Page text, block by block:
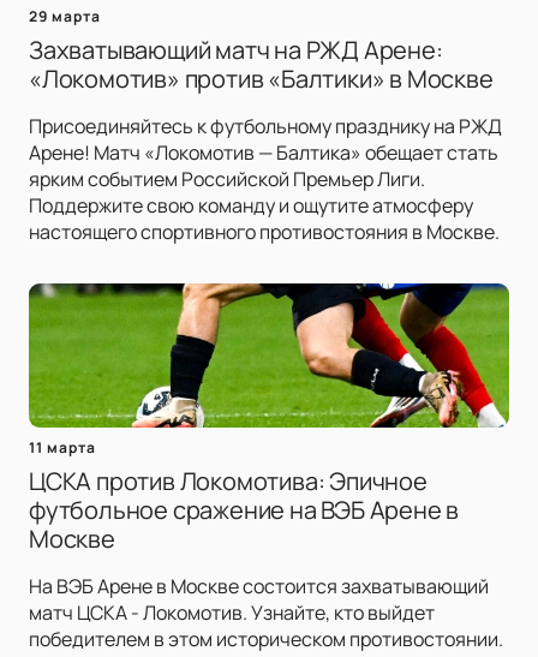
29 марта
Захватывающий матч на РЖД Арене:
«Локомотив» против «Балтики» в Москве
Присоединяйтесь к футбольному празднику на РЖД
Арене! Матч «Локомотив — Балтика» обещает стать
ярким событием Российской Премьер Лиги.
Поддержите свою команду и ощутите атмосферу
настоящего спортивного противостояния в Москве.
11 марта
ЦСКА против Локомотива: Эпичное
футбольное сражение на ВЭБ Арене в
Москве
На ВЭБ Арене в Москве состоится захватывающий
матч ЦСКА - Локомотив. Узнайте, кто выйдет
победителем в этом историческом противостоянии.